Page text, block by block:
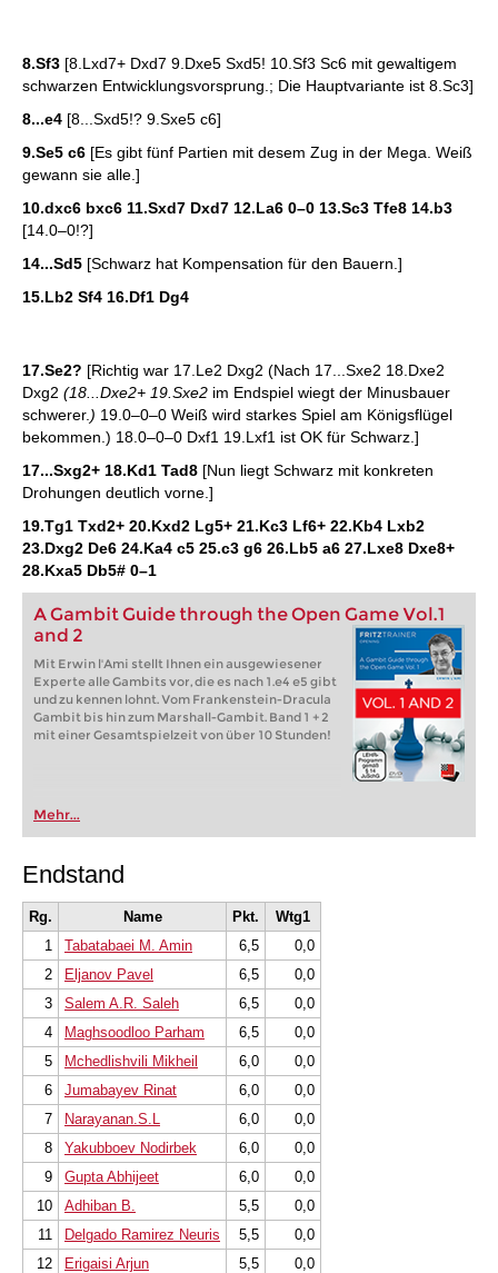
8.Sf3 [8.Lxd7+ Dxd7 9.Dxe5 Sxd5! 10.Sf3 Sc6 mit gewaltigem
schwarzen Entwicklungsvorsprung.; Die Hauptvariante ist 8.Sc3]
8...e4 [8...Sxd5!? 9.Sxe5 c6]
9.Se5 c6 [Es gibt fünf Partien mit desem Zug in der Mega. Weiß
gewann sie alle.]
10.dxc6 bxc6 11.Sxd7 Dxd7 12.La6 0–0 13.Sc3 Tfe8 14.b3
[14.0–0!?]
14...Sd5 [Schwarz hat Kompensation für den Bauern.]
15.Lb2 Sf4 16.Df1 Dg4
17.Se2? [Richtig war 17.Le2 Dxg2 (Nach 17...Sxe2 18.Dxe2
Dxg2 (18...Dxe2+ 19.Sxe2 im Endspiel wiegt der Minusbauer
schwerer. ) 19.0–0–0 Weiß wird starkes Spiel am Königsflügel
bekommen.) 18.0–0–0 Dxf1 19.Lxf1 ist OK für Schwarz.]
17...Sxg2+ 18.Kd1 Tad8 [Nun liegt Schwarz mit konkreten
Drohungen deutlich vorne.]
19.Tg1 Txd2+ 20.Kxd2 Lg5+ 21.Kc3 Lf6+ 22.Kb4 Lxb2
23.Dxg2 De6 24.Ka4 c5 25.c3 g6 26.Lb5 a6 27.Lxe8 Dxe8+
28.Kxa5 Db5# 0–1
A Gambit Guide through the Open Game Vol.1
and 2
Mit Erwin l'Ami stellt Ihnen ein ausgewiesener
Experte alle Gambits vor, die es nach 1.e4 e5 gibt
und zu kennen lohnt. Vom Frankenstein-Dracula
Gambit bis hin zum Marshall-Gambit. Band 1 + 2
mit einer Gesamtspielzeit von über 10 Stunden!
Mehr...
Endstand
Rg. Name Pkt.
Wtg1
1
Tabatabaei M. Amin 6,5
0,0
2
Eljanov Pavel 6,5
0,0
3
Salem A.R. Saleh 6,5
0,0
4
Maghsoodloo Parham 6,5
0,0
5
Mchedlishvili Mikheil 6,0
0,0
6
Jumabayev Rinat 6,0
0,0
7
Narayanan.S.L 6,0
0,0
8
Yakubboev Nodirbek 6,0
0,0
9
Gupta Abhijeet 6,0
0,0
10
Adhiban B. 5,5
0,0
11
Delgado Ramirez Neuris 5,5
0,0
12
Erigaisi Arjun 5,5
0,0